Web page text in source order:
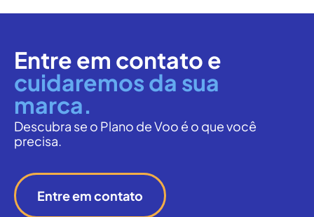
Entre em contato e
cuidaremos da sua
marca.
Descubra se o Plano de Voo é o que você
precisa.
Entre em contato